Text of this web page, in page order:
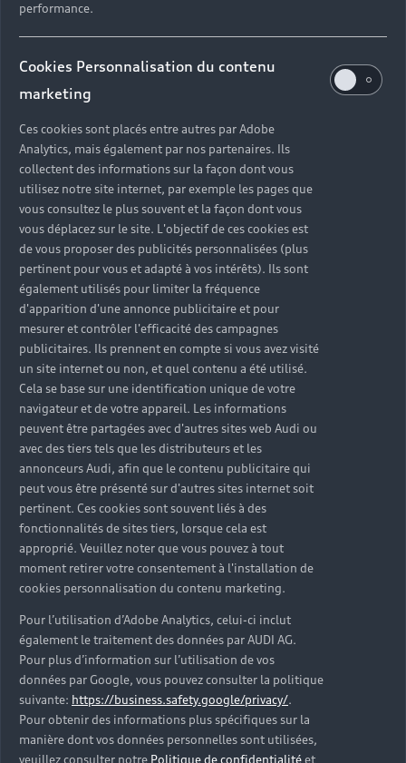
performance.
Cookies Personnalisation du contenu
marketing
Ces cookies sont placés entre autres par Adobe
Analytics, mais également par nos partenaires. Ils
collectent des informations sur la façon dont vous
utilisez notre site internet, par exemple les pages que
vous consultez le plus souvent et la façon dont vous
vous déplacez sur le site. L'objectif de ces cookies est
de vous proposer des publicités personnalisées (plus
pertinent pour vous et adapté à vos intérêts). Ils sont
également utilisés pour limiter la fréquence
d'apparition d'une annonce publicitaire et pour
mesurer et contrôler l'efficacité des campagnes
publicitaires. Ils prennent en compte si vous avez visité
un site internet ou non, et quel contenu a été utilisé.
Cela se base sur une identification unique de votre
navigateur et de votre appareil. Les informations
peuvent être partagées avec d'autres sites web Audi ou
avec des tiers tels que les distributeurs et les
annonceurs Audi, afin que le contenu publicitaire qui
peut vous être présenté sur d'autres sites internet soit
pertinent. Ces cookies sont souvent liés à des
fonctionnalités de sites tiers, lorsque cela est
approprié. Veuillez noter que vous pouvez à tout
moment retirer votre consentement à l'installation de
cookies personnalisation du contenu marketing.
Pour l’utilisation d’Adobe Analytics, celui-ci inclut
également le traitement des données par AUDI AG.
Pour plus d’information sur l’utilisation de vos
données par Google, vous pouvez consulter la politique
suivante: https://business.safety.google/privacy/.
Pour obtenir des informations plus spécifiques sur la
manière dont vos données personnelles sont utilisées,
veuillez consulter notre Politique de confidentialitéet